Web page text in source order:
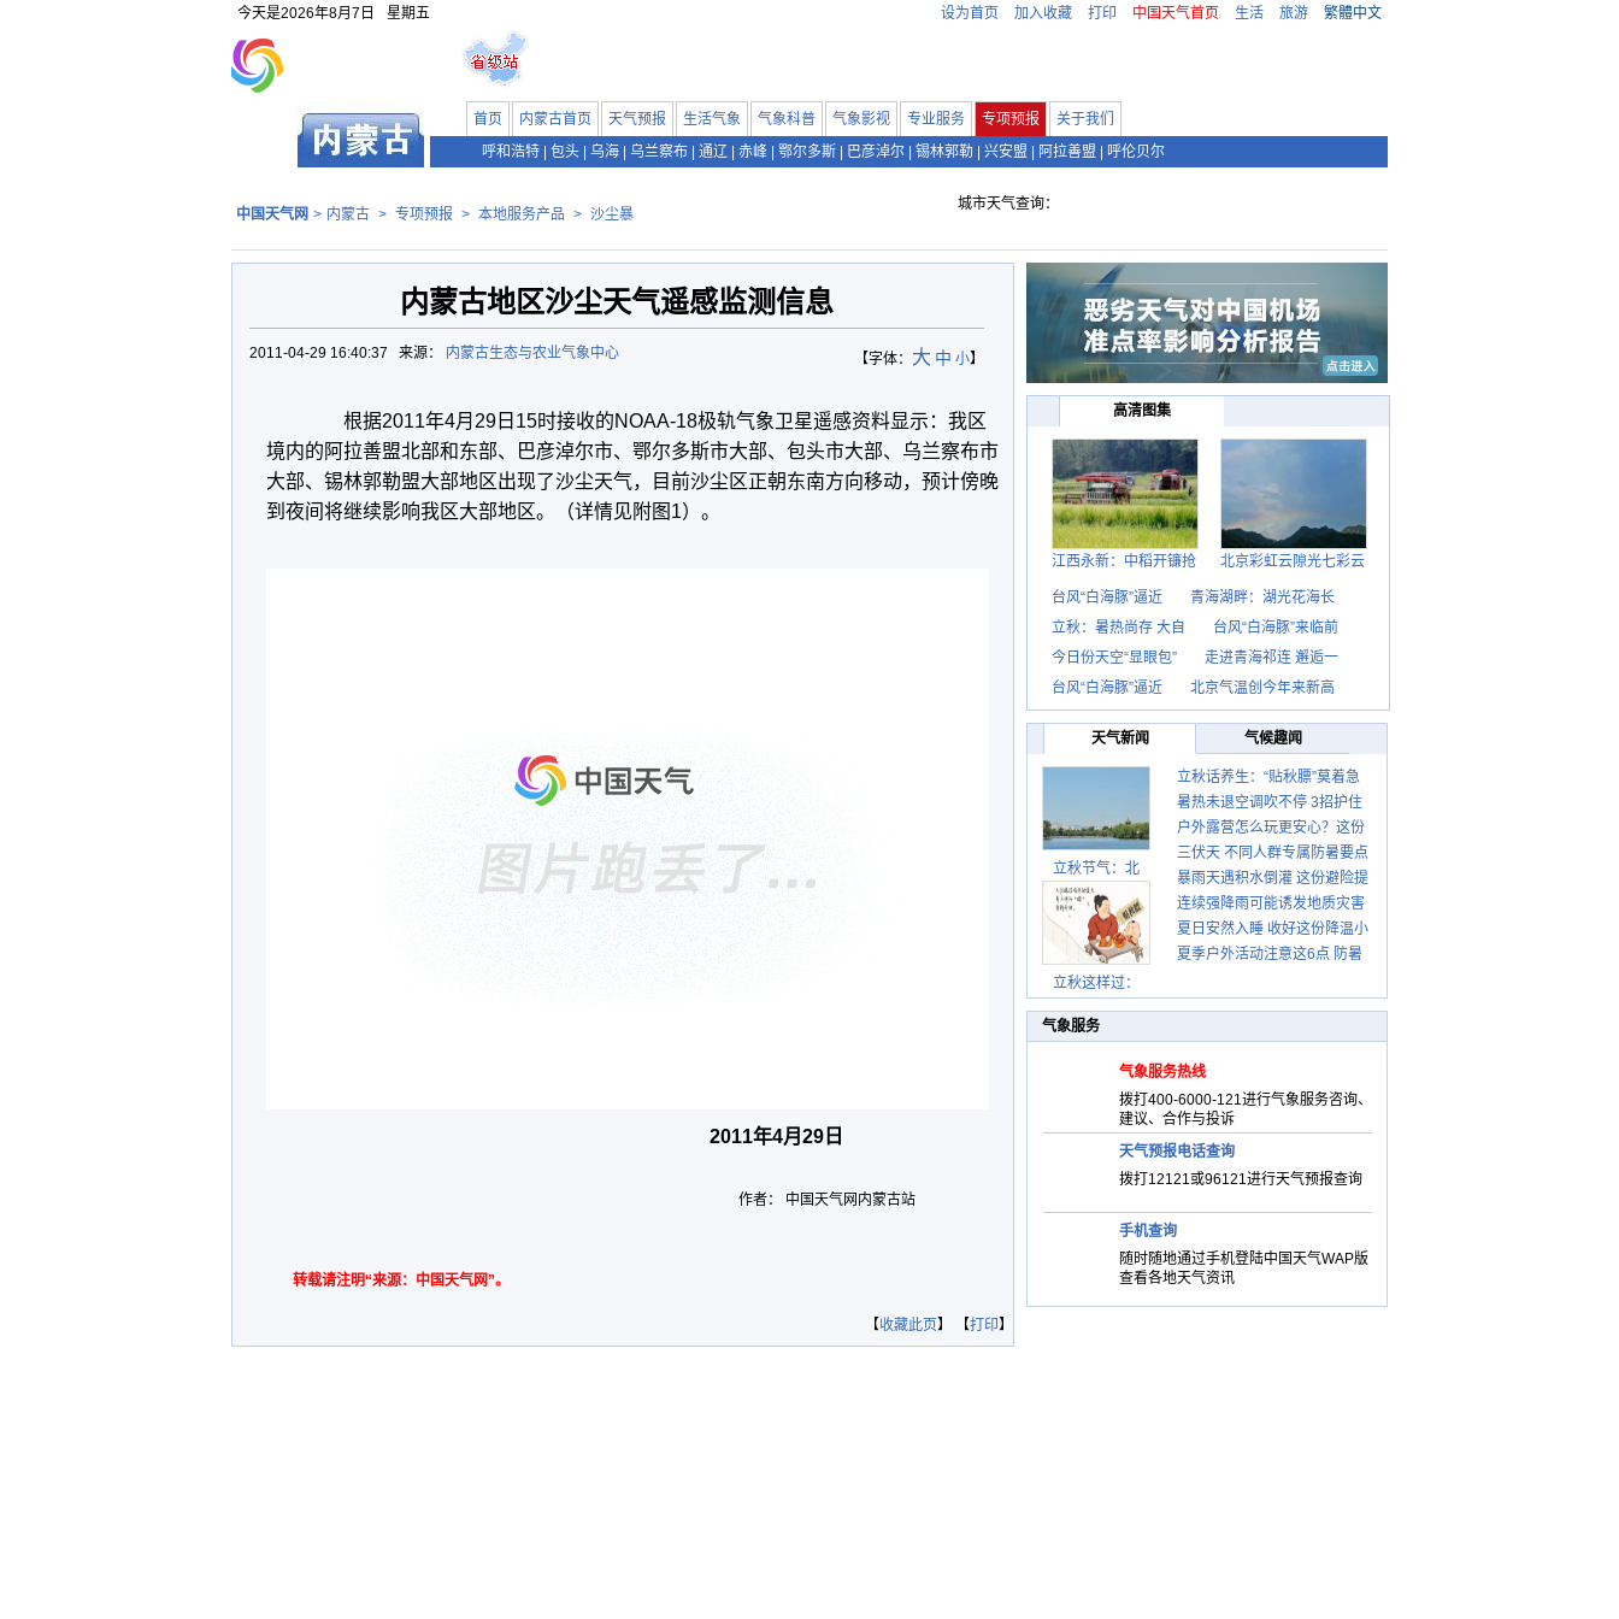
今天是2026年8月7日 星期五 设为首页 加入收藏 打印 中国天气首页 生活 旅游 繁體中文
首页 内蒙古首页 天气预报 生活气象 气象科普 气象影视 专业服务 专项预报
关于我们
呼和浩特
包头 乌海 乌兰察布 通辽 赤峰 鄂尔多斯 巴彦淖尔 锡林郭勒 兴安盟 阿拉善盟 呼伦贝尔
中国天气网 > 内蒙古 > 专项预报 > 本地服务产品 > 沙尘暴
城市天气查询：
内蒙古地区沙尘天气遥感监测信息
【字体： 大 中 小】
2011-04-29 16:40:37 来源： 内蒙古生态与农业气象中心
根据2011年4月29日15时接收的NOAA-18极轨气象卫星遥感资料显示：我区
境内的阿拉善盟北部和东部、巴彦淖尔市、鄂尔多斯市大部、包头市大部、乌兰察布市
大部、锡林郭勒盟大部地区出现了沙尘天气，目前沙尘区正朝东南方向移动，预计傍晚
到夜间将继续影响我区大部地区。（详情见附图1）。
2011年4月29日
作者： 中国天气网内蒙古站
转载请注明“来源：中国天气网”。
【收藏此页】 【打印】
高清图集
江西永新：中稻开镰抢 北京彩虹云隙光七彩云
台风“白海豚”逼近
青海湖畔：湖光花海长
立秋：暑热尚存 大自
台风“白海豚”来临前
今日份天空“显眼包”
走进青海祁连 邂逅一
台风“白海豚”逼近
北京气温创今年来新高
天气新闻 气候趣闻
立秋节气：北
立秋这样过：
立秋话养生：“贴秋膘”莫着急
先清暑再防燥
暑热未退空调吹不停 3招护住
肩颈不酸痛
户外露营怎么玩更安心？这份
攻略请收好
三伏天 不同人群专属防暑要点
请收好
暴雨天遇积水倒灌 这份避险提
示请收好
连续强降雨可能诱发地质灾害
这些前兆要知道
夏日安然入睡 收好这份降温小
贴士
夏季户外活动注意这6点 防暑
气象服务
气象服务热线
拨打400-6000-121进行气象服务咨询、
建议、合作与投诉
天气预报电话查询
拨打12121或96121进行天气预报查询
手机查询
随时随地通过手机登陆中国天气WAP版
查看各地天气资讯